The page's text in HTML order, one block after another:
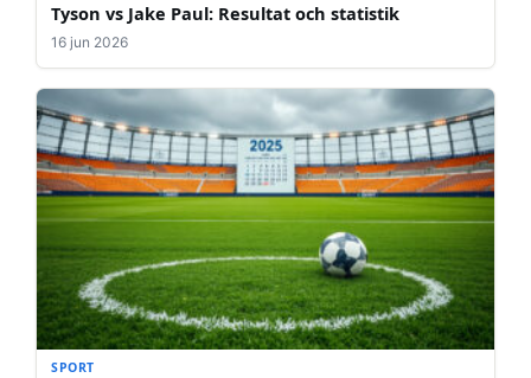
Tyson vs Jake Paul: Resultat och statistik
16 jun 2026
SPORT